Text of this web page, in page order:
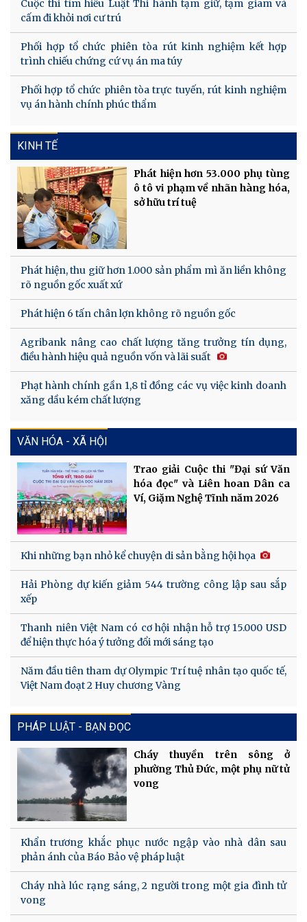
Cuộc thi tìm hiểu Luật Thi hành tạm giữ, tạm giam và
cấm đi khỏi nơi cư trú
Phối hợp tổ chức phiên tòa rút kinh nghiệm kết hợp
trình chiếu chứng cứ vụ án ma túy
Phối hợp tổ chức phiên tòa trực tuyến, rút kinh nghiệm
vụ án hành chính phúc thẩm
KINH TẾ
Phát hiện hơn 53.000 phụ tùng
ô tô vi phạm về nhãn hàng hóa,
sở hữu trí tuệ
Phát hiện, thu giữ hơn 1.000 sản phẩm mì ăn liền không
rõ nguồn gốc xuất xứ
Phát hiện 6 tấn chân lợn không rõ nguồn gốc
Agribank nâng cao chất lượng tăng trưởng tín dụng,
điều hành hiệu quả nguồn vốn và lãi suất
Phạt hành chính gần 1,8 tỉ đồng các vụ việc kinh doanh
xăng dầu kém chất lượng
VĂN HÓA - XÃ HỘI
Trao giải Cuộc thi "Đại sứ Văn
hóa đọc" và Liên hoan Dân ca
Ví, Giặm Nghệ Tĩnh năm 2026
Khi những bạn nhỏ kể chuyện di sản bằng hội họa
Hải Phòng dự kiến giảm 544 trường công lập sau sắp
xếp
Thanh niên Việt Nam có cơ hội nhận hỗ trợ 15.000 USD
để hiện thực hóa ý tưởng đổi mới sáng tạo
Năm đầu tiên tham dự Olympic Trí tuệ nhân tạo quốc tế,
Việt Nam đoạt 2 Huy chương Vàng
PHÁP LUẬT - BẠN ĐỌC
Cháy thuyền trên sông ở
phường Thủ Đức, một phụ nữ tử
vong
Khẩn trương khắc phục nước ngập vào nhà dân sau
phản ánh của Báo Bảo vệ pháp luật
Cháy nhà lúc rạng sáng, 2 người trong một gia đình tử
vong